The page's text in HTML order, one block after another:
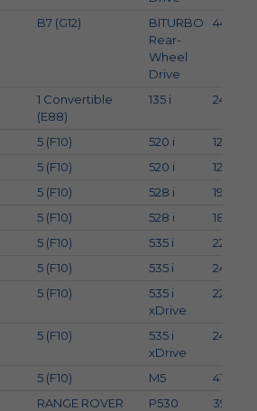
B7 (G12)
BITURBO
Rear-
Wheel
Drive
447
1 Convertible
(E88)
135 i 240
5 (F10) 520 i
120
5 (F10) 520 i
125
5 (F10) 528 i
190
5 (F10) 528 i
180
5 (F10) 535 i
225
5 (F10) 535 i
240
5 (F10)
535 i
xDrive
225
5 (F10)
535 i
xDrive
240
5 (F10) M5
412
RANGE ROVER
P530
390